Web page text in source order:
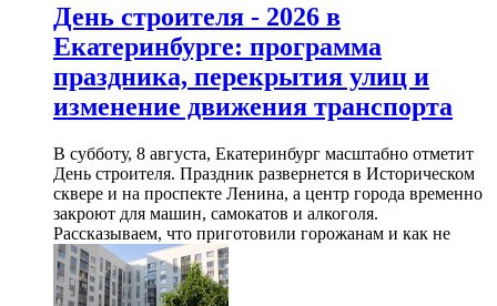
День строителя - 2026 в
Екатеринбурге: программа
праздника, перекрытия улиц и
изменение движения транспорта
В субботу, 8 августа, Екатеринбург масштабно отметит
День строителя. Праздник развернется в Историческом
сквере и на проспекте Ленина, а центр города временно
закроют для машин, самокатов и алкоголя.
Рассказываем, что приготовили горожанам и как не